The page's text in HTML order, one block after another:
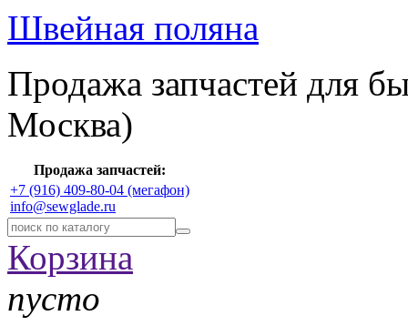
Швейная поляна
Продажа запчастей для
Москва)
Продажа запчастей:
+7 (916) 409-80-04 (мегафон)
info@sewglade.ru
Корзина
пусто